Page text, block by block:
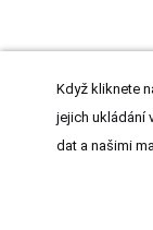
Když kliknete
jejich ukládání
dat a našimi